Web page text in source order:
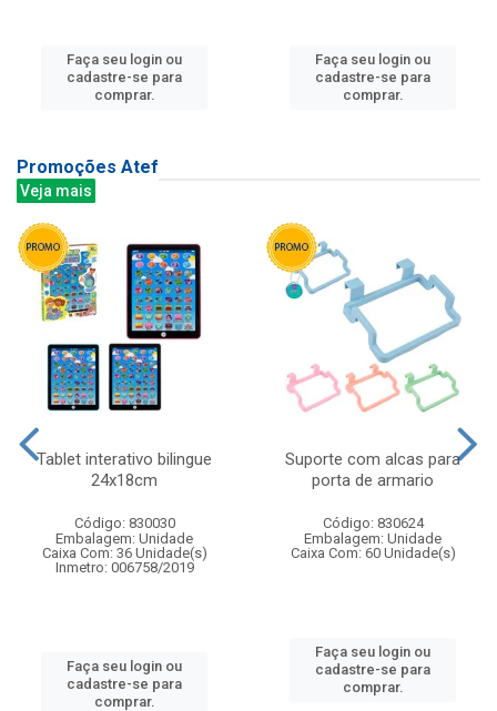
Faça seu login ou
cadastre-se para
comprar.
Faça seu login ou
cadastre-se para
comprar.
Promoções Atef
Veja mais
Tablet interativo bilingue
24x18cm
Código: 830030
Embalagem: Unidade
Caixa Com: 36 Unidade(s)
Inmetro: 006758/2019
Faça seu login ou
cadastre-se para
comprar.
Suporte com alcas para
porta de armario
Código: 830624
Embalagem: Unidade
Caixa Com: 60 Unidade(s)
Faça seu login ou
cadastre-se para
comprar.